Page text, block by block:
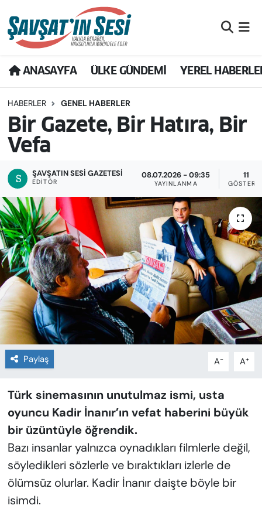
ANASAYFA ÜLKE GÜNDEMİ YEREL
HABERLER GENEL HABERLER
Bir Gazete, Bir Hatıra, Bir
Vefa
ŞAVŞATIN SESI GAZETESİ
EDITÖR
08.07.2026 - 09:35
YAYINLANMA
11
Paylaş A- A+
Türk sinemasının unutulmaz ismi, usta
oyuncu Kadir İnanır’ın vefat haberini büyük
bir üzüntüyle öğrendik.
Bazı insanlar yalnızca oynadıkları filmlerle değil,
söyledikleri sözlerle ve bıraktıkları izlerle de
ölümsüz olurlar. Kadir İnanır daişte böyle bir
isimdi.
Artvin Nöbetçi Eczaneler
Artvin Hava Durumu
Artvin Namaz Vakitleri
Artvin Trafik Yoğunluk Haritası
Tüm Manşetler
Son Dakika Haberleri
Haber Arşivi